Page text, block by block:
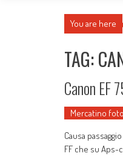
You are here
TAG:
Canon
Mercatino
Causa
FF che su